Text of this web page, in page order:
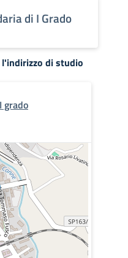
di I Grado
di studio
grado